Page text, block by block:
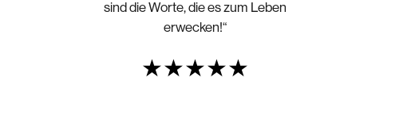
sind die Worte, die es zum Leben
erwecken!“